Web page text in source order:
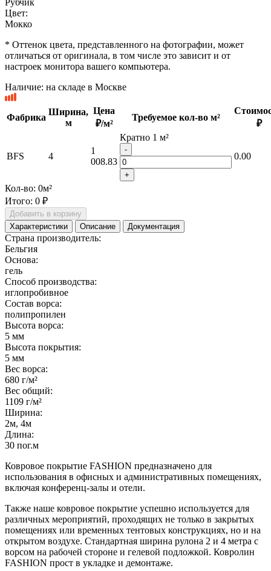
Цвет:
Мокко
* Оттенок цвета, представленного на фотографии, может
отличаться от оригинала, в том числе это зависит и от
настроек монитора вашего компьютера.
Наличие: на складе в Москве
Фабрика
Ширина,
м
Цена
₽/м²
Требуемое кол-во м²
₽
BFS 4
1
008.83
Кратно 1 м²
-
+
0.00
Кол-во: 0м²
Итого: 0 ₽
Добавить в корзину
Характеристики
Описание Документация
Страна производитель:
Бельгия
Основа:
гель
Способ производства:
иглопробивное
Состав ворса:
полипропилен
Высота ворса:
5 мм
Высота покрытия:
5 мм
Вес ворса:
680 г/м²
Вес общий:
1109 г/м²
Ширина:
2м, 4м
Длина:
30 пог.м
Ковровое покрытие FASHION предназначено для
использования в офисных и административных помещениях,
включая конференц-залы и отели.
Также наше ковровое покрытие успешно используется для
различных мероприятий, проходящих не только в закрытых
помещениях или временных тентовых конструкциях, но и на
открытом воздухе. Стандартная ширина рулона 2 и 4 метра с
ворсом на рабочей стороне и гелевой подложкой. Ковролин
FASHION прост в укладке и демонтаже.